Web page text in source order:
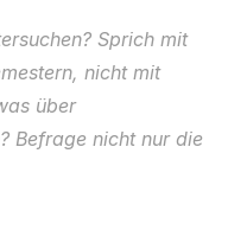
Sprich mit
nicht mit
über
Befrage nicht nur die